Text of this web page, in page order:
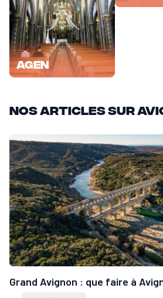
Agen
Nos articles sur
Grand Avignon : que faire à